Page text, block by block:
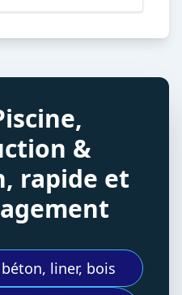
&
rapide et
liner, bois